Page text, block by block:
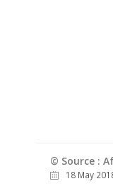
© Source :
18 May